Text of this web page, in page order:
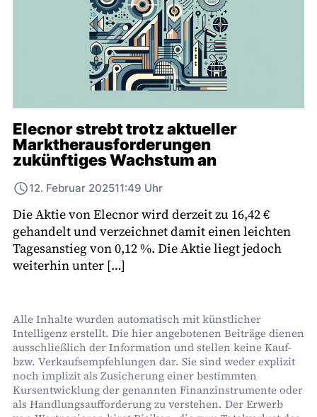
Elecnor strebt trotz aktueller
Marktherausforderungen
zukünftiges Wachstum an
12. Februar 202511:49 Uhr
Die Aktie von Elecnor wird derzeit zu 16,42 €
gehandelt und verzeichnet damit einen leichten
Tagesanstieg von 0,12 %. Die Aktie liegt jedoch
weiterhin unter […]
Alle Inhalte wurden automatisch mit künstlicher
Intelligenz erstellt. Die hier angebotenen Beiträge dienen
ausschließlich der Information und stellen keine Kauf-
bzw. Verkaufsempfehlungen dar. Sie sind weder explizit
noch implizit als Zusicherung einer bestimmten
Kursentwicklung der genannten Finanzinstrumente oder
als Handlungsaufforderung zu verstehen. Der Erwerb